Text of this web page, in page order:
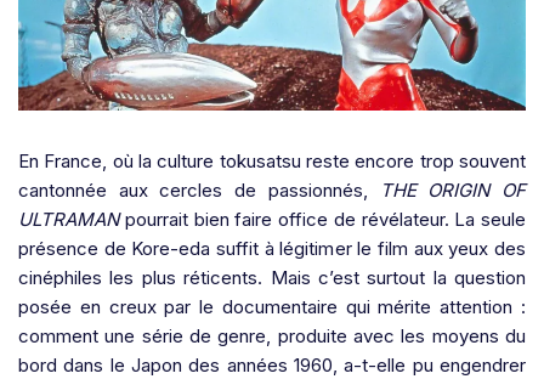
En France, où la culture tokusatsu reste encore trop souvent
cantonnée aux cercles de passionnés,
THE ORIGIN OF
ULTRAMANpourrait bien faire office de révélateur. La seule
présence de Kore-eda suffit à légitimer le film aux yeux des
cinéphiles les plus réticents. Mais c’est surtout la question
posée en creux par le documentaire qui mérite attention :
comment une série de genre, produite avec les moyens du
bord dans le Japon des années 1960, a-t-elle pu engendrer